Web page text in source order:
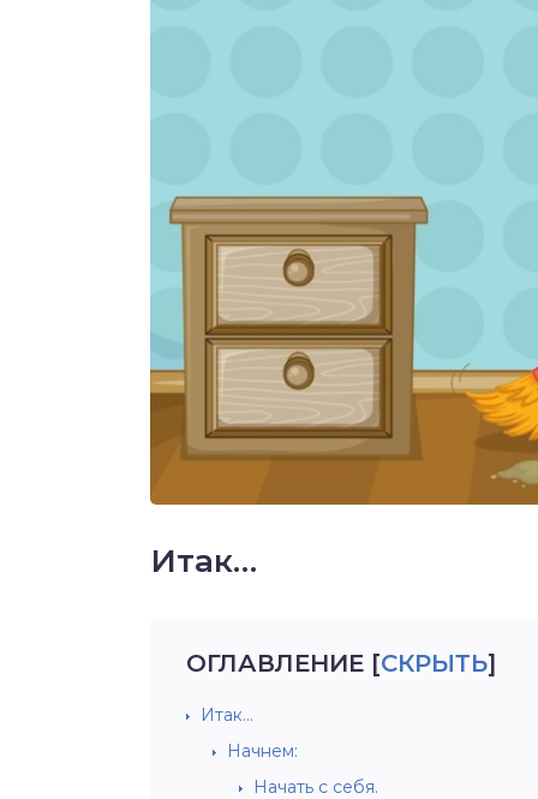
Итак…
ОГЛАВЛЕНИЕ [СКРЫТЬ]
Итак…
Начнем:
Начать с себя.